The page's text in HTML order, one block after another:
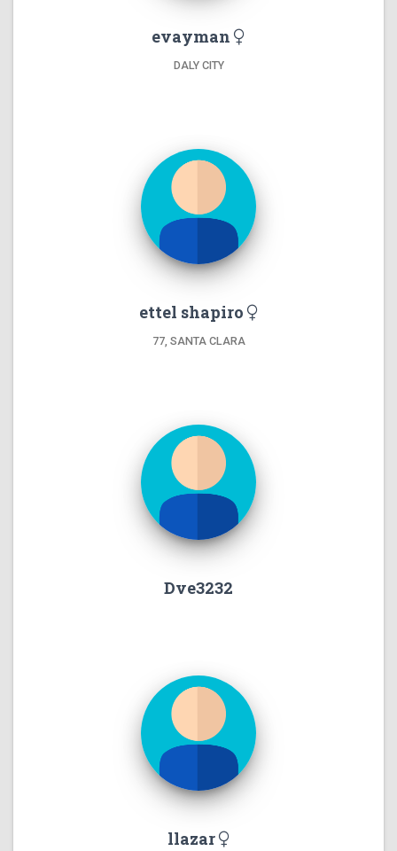
evayman
DALY CITY
ettel shapiro
77, SANTA CLARA
Dve3232
llazar